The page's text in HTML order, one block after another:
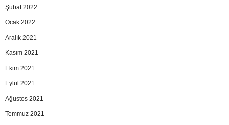
Şubat 2022
Ocak 2022
Aralık 2021
Kasım 2021
Ekim 2021
Eylül 2021
Ağustos 2021
Temmuz 2021